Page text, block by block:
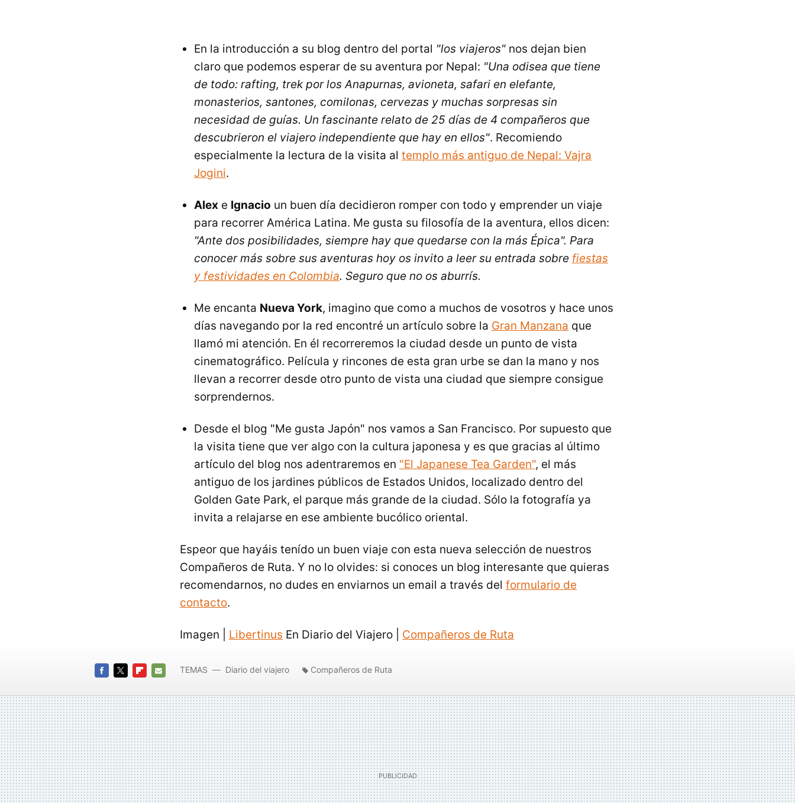
En la introducción a su blog dentro del portal "los viajeros" nos dejan bien
claro que podemos esperar de su aventura por Nepal: "Una odisea que tiene
de todo: rafting, trek por los Anapurnas, avioneta, safari en elefante,
monasterios, santones, comilonas, cervezas y muchas sorpresas sin
necesidad de guías. Un fascinante relato de 25 días de 4 compañeros que
descubrieron el viajero independiente que hay en ellos". Recomiendo
especialmente la lectura de la visita al templo más antiguo de Nepal: Vajra
Jogini.
Alex e Ignacio un buen día decidieron romper con todo y emprender un viaje
para recorrer América Latina. Me gusta su filosofía de la aventura, ellos dicen:
"Ante dos posibilidades, siempre hay que quedarse con la más Épica". Para
conocer más sobre sus aventuras hoy os invito a leer su entrada sobre fiestas
y festividades en Colombia. Seguro que no os aburrís.
Me encanta Nueva York, imagino que como a muchos de vosotros y hace unos
días navegando por la red encontré un artículo sobre la Gran Manzana que
llamó mi atención. En él recorreremos la ciudad desde un punto de vista
cinematográfico. Película y rincones de esta gran urbe se dan la mano y nos
llevan a recorrer desde otro punto de vista una ciudad que siempre consigue
sorprendernos.
Desde el blog "Me gusta Japón" nos vamos a San Francisco. Por supuesto que
la visita tiene que ver algo con la cultura japonesa y es que gracias al último
artículo del blog nos adentraremos en "El Japanese Tea Garden", el más
antiguo de los jardines públicos de Estados Unidos, localizado dentro del
Golden Gate Park, el parque más grande de la ciudad. Sólo la fotografía ya
invita a relajarse en ese ambiente bucólico oriental.
Espeor que hayáis tenído un buen viaje con esta nueva selección de nuestros
Compañeros de Ruta. Y no lo olvides: si conoces un blog interesante que quieras
recomendarnos, no dudes en enviarnos un email a través del formulario de
contacto.
Imagen | Libertinus En Diario del Viajero | Compañeros de Ruta
MAIL
TEMAS Diario del viajero Compañeros de Ruta